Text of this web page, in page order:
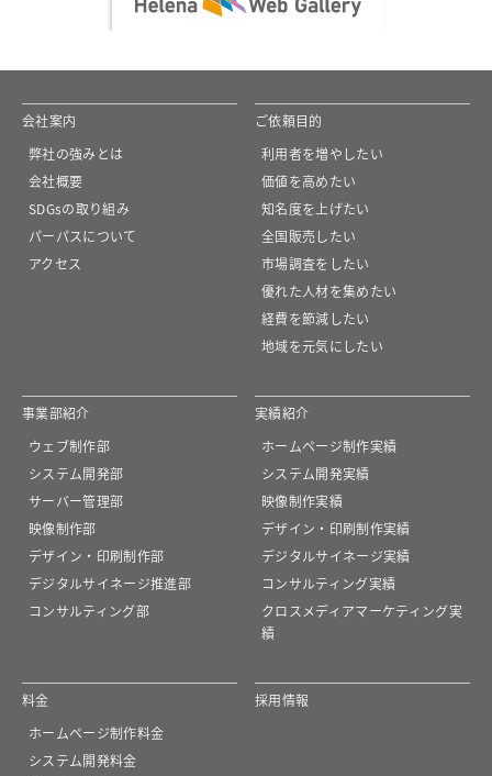
会社案内
弊社の強みとは
会社概要
SDGsの取り組み
パーパスについて
アクセス
ご依頼目的
利用者を増やしたい
価値を高めたい
知名度を上げたい
全国販売したい
市場調査をしたい
優れた人材を集めたい
経費を節減したい
地域を元気にしたい
事業部紹介
ウェブ制作部
システム開発部
サーバー管理部
映像制作部
デザイン・印刷制作部
デジタルサイネージ推進部
コンサルティング部
実績紹介
ホームページ制作実績
システム開発実績
映像制作実績
デザイン・印刷制作実績
デジタルサイネージ実績
コンサルティング実績
クロスメディアマーケティング実
績
料金
ホームページ制作料金
システム開発料金
採用情報